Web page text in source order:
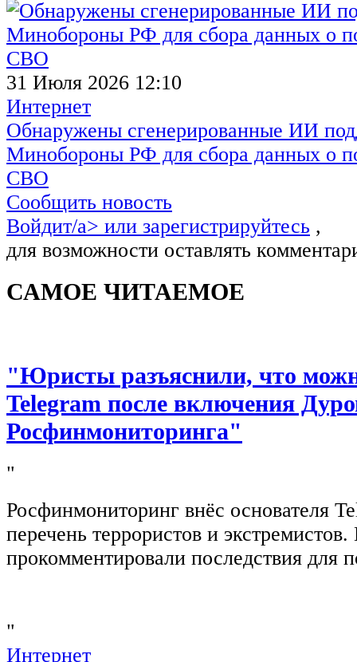
31 Июля 2026 12:10
Интернет
Обнаружены сгенерированные ИИ
Минобороны РФ для сбора данных о
СВО
Сообщить новость
Войдит/a> или зарегистрируйтесь ,
для возможности оставлять
САМОЕ ЧИТАЕМОЕ
"Юристы разъяснили, что
Telegram после включения
Росфинмониторинга"
"
Росфинмониторинг внёс основателя
перечень террористов и
прокомментировали последствия для
"
Интернет